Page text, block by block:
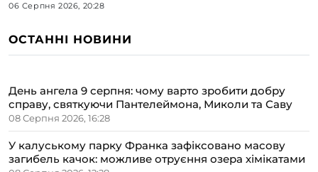
06 Серпня 2026, 20:28
ОСТАННІ НОВИНИ
День ангела 9 серпня: чому варто зробити добру
справу, святкуючи Пантелеймона, Миколи та Саву
08 Серпня 2026, 16:28
У калуському парку Франка зафіксовано масову
загибель качок: можливе отруєння озера хімікатами